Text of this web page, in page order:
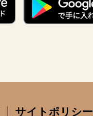
サイトポリシー